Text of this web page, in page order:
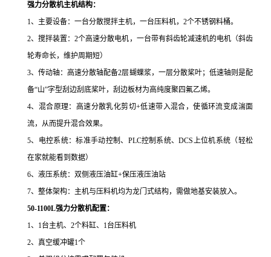
强力分散机主机结构：
1、 主要设备：一台分散搅拌主机，一台压料机， 2个不锈钢料桶。
2、搅拌装置：2个高速分散电机，一台带有斜齿轮减速机的电机（斜齿
轮寿命长，维护周期短）
3、传动轴：高速分散轴配备2层蝴蝶浆，一层分散桨叶；低速轴则是配
备“山”字型刮边刮底桨叶，刮边板材为高纯度聚四氟乙烯。
4、 混合原理：高速分散乳化剪切+低速带入混合，使循环流变成湍面
流，从而提升混合效果。
5、 电控系统：标准手动控制、 PLC控制系统、DCS上位机系统（轻松
在家就能看到数据）
6、 液压系统：双侧液压油缸+保压液压油站
7、整体架构：主机与压料机均为龙门式结构，需做地基安装放入。
50-1100L强力分散机配置：
1、 1台主机、 2个料缸、 1台压料机
2、 真空缓冲罐1个